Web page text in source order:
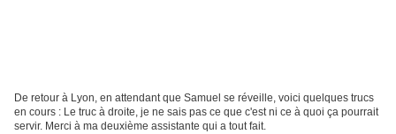
De retour à Lyon, en attendant que Samuel se réveille, voici quelques trucs
en cours : Le truc à droite, je ne sais pas ce que c'est ni ce à quoi ça pourrait
servir. Merci à ma deuxième assistante qui a tout fait.